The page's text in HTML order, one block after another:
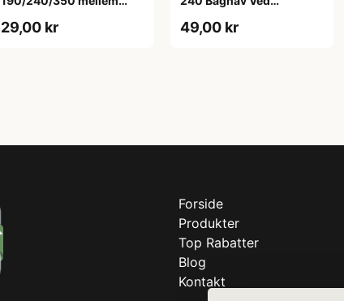
gevindring
29,00 kr 49,00 kr
Forside
Produkter
Top Rabatter
Blog
Kontakt